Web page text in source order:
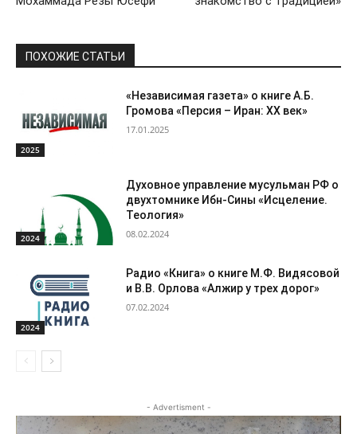
ПОХОЖИЕ СТАТЬИ
2025
«Независимая газета» о книге А.Б.
Громова «Персия – Иран: ХХ век»
17.01.2025
2024
Духовное управление мусульман РФ о
двухтомнике Ибн-Сины «Исцеление.
Теология»
08.02.2024
2024
Радио «Книга» о книге М.Ф. Видясовой
и В.В. Орлова «Алжир у трех дорог»
07.02.2024
- Advertisment -